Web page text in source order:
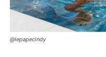
@lepapecindy